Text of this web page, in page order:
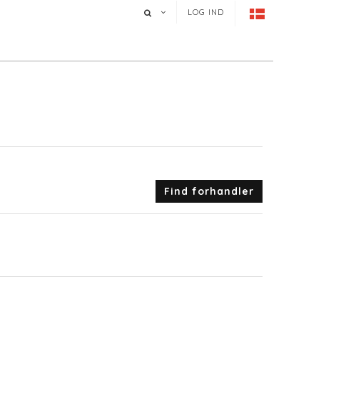
LOG IND
Find forhandler